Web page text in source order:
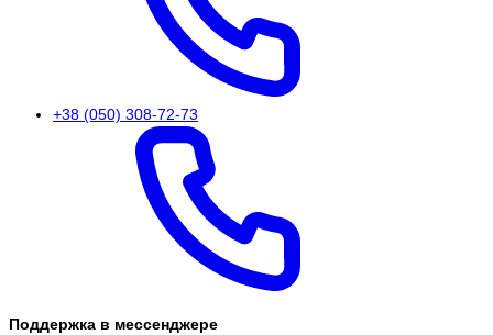
+38 (050) 308-72-73
Поддержка в мессенджере